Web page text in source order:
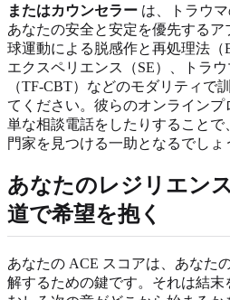
またはカウンセラー は、トラウ
あなたの安全と安定を優先する
球運動による脱感作と再処理法（
エクスペリエンス（SE）、トラ
（TF-CBT）などのモダリティで
てください。彼らのオンライン
単な相談電話をしたりすること
門家を見つける一助となるでしょ
あなたのレジリエン
道で希望を抱く
あなたの ACE スコアは、あなた
解するための鍵です。それは結末